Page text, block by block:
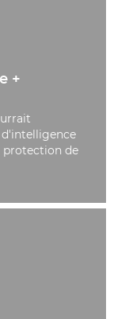
+
protection de